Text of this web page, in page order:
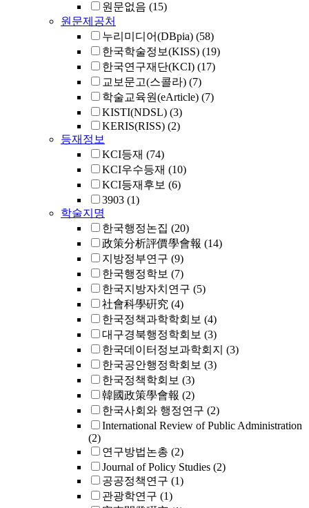
원문없음 (15)
원문제공처
누리미디어(DBpia) (58)
한국학술정보(KISS) (19)
한국연구재단(KCI) (17)
교보문고(스콜라) (7)
학술교육원(eArticle) (7)
KISTI(NDSL) (3)
KERIS(RISS) (2)
등재정보
KCI등재 (74)
KCI우수등재 (10)
KCI등재후보 (6)
3903 (1)
학술지명
한국행정논집 (20)
政策分析評價學會報 (14)
지방정부연구 (9)
한국행정학보 (7)
한국지방자치연구 (5)
社會科學硏究 (4)
한국정책과학학회보 (4)
대구경북행정학회보 (3)
한국데이터정보과학회지 (3)
한국공안행정학회보 (3)
한국정책학회보 (3)
韓國政策學會報 (2)
한국사회와 행정연구 (2)
International Review of Public Administration
(2)
연구방법논총 (2)
Journal of Policy Studies (2)
공공정책연구 (1)
관광학연구 (1)